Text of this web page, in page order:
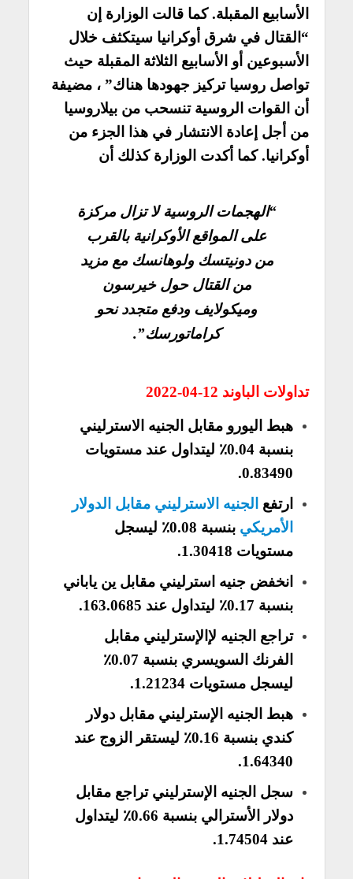
الأسابيع المقبلة. كما قالت الوزارة إن
“القتال في شرق أوكرانيا سيتكثف خلال
الأسبوعين أو الأسابيع الثلاثة المقبلة حيث
تواصل روسيا تركيز جهودها هناك” ، مضيفة
أن القوات الروسية تنسحب من بيلاروسيا
من أجل إعادة الانتشار في هذا الجزء من
أوكرانيا. كما أكدت الوزارة كذلك أن
“الهجمات الروسية لا تزال مركزة
على المواقع الأوكرانية بالقرب
من دونيتسك ولوهانسك مع مزيد
من القتال حول خيرسون
وميكولايف ودفع متجدد نحو
كراماتورسك”.
تداولات الباوند 12-04-2022
هبط اليورو مقابل الجنيه الاسترليني
بنسبة 0.04٪ ليتداول عند مستويات
0.83490.
ارتفع الجنيه الاسترليني مقابل الدولار
الأمريكي
بنسبة 0.08٪ ليسجل
مستويات 1.30418.
انخفض جنيه استرليني مقابل ين ياباني
بنسبة 0.17٪ ليتداول عند 163.0685.
تراجع الجنيه لإالإسترليني مقابل
الفرنك السويسري بنسبة 0.07٪
ليسجل مستويات 1.21234.
هبط الجنيه الإسترليني مقابل دولار
كندي بنسبة 0.16٪ ليستقر الزوج عند
1.64340.
سجل الجنيه الإسترليني تراجع مقابل
دولار الأسترالي بنسبة 0.66٪ ليتداول
عند 1.74504.